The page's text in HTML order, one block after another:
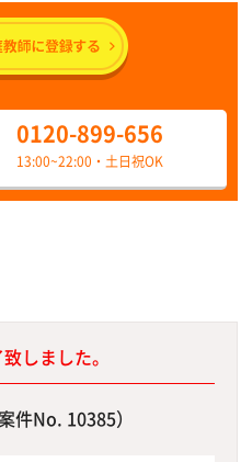
0120-899-656
13:00~22:00・土日祝OK
しました。
件No. 10385）